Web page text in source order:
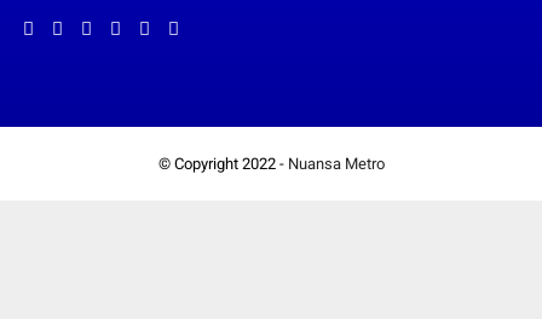
© Copyright 2022 - Nuansa Metro